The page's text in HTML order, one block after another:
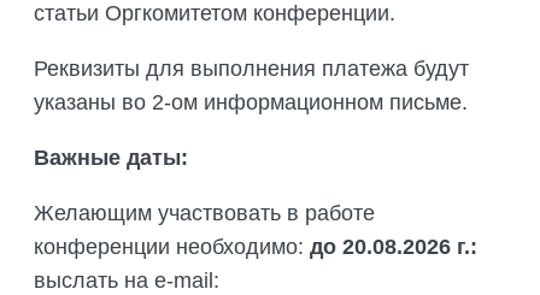
статьи Оргкомитетом конференции.
Реквизиты для выполнения платежа будут
указаны во 2-ом информационном письме.
Важные даты:
Желающим участвовать в работе
конференции необходимо: до 20.08.2026 г.:
выслать на e-mail: